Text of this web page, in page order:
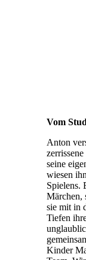
Vom
Anton
seine
wiesen
Spielens.
Märchen,
sie mit in
Tiefen
Kinder